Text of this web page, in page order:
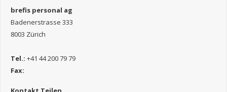
brefis personal ag
Badenerstrasse 333
8003 Zürich
Tel.: +41 44 200 79 79
Fax: